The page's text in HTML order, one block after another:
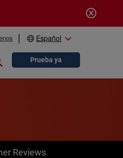
Español
Close searchPrueba ya
Reviews